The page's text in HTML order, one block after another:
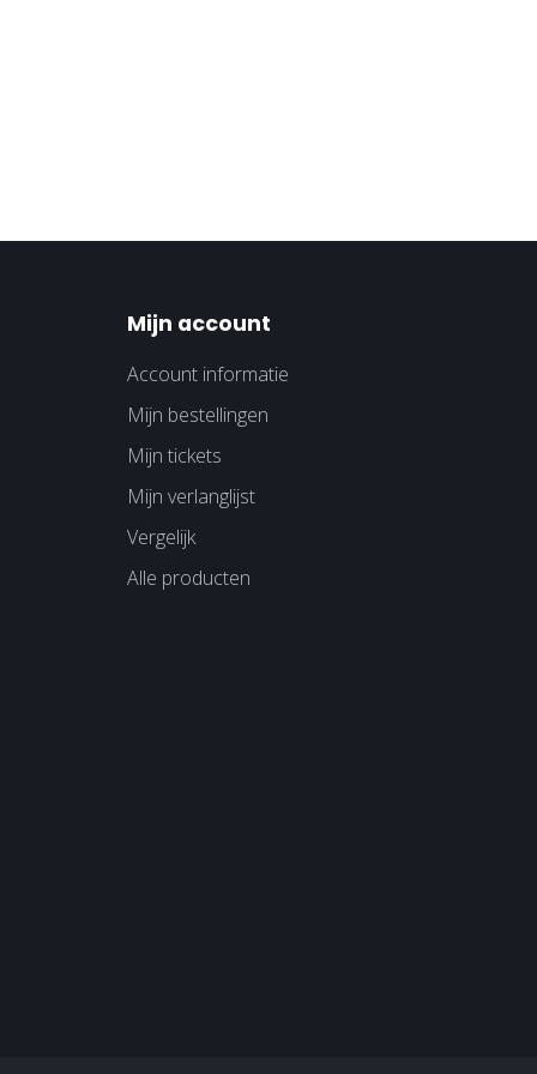
Mijn account
Account informatie
Mijn bestellingen
Mijn tickets
Mijn verlanglijst
Vergelijk
Alle producten